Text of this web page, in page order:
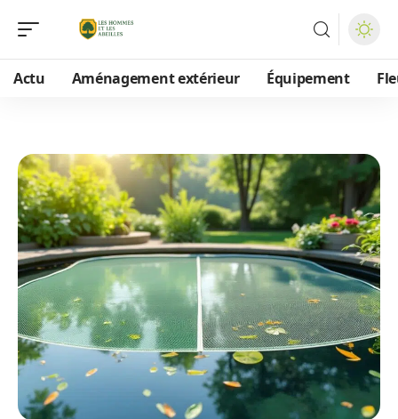
Actu Aménagement extérieur Équipement